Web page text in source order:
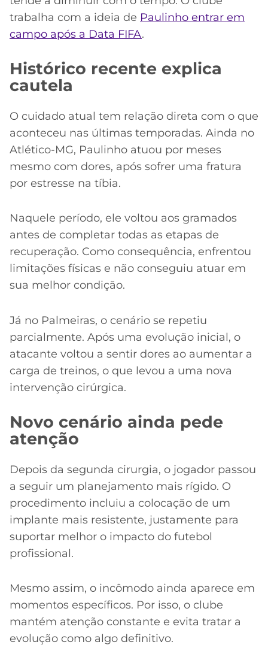
trabalha com a ideia de Paulinho entrar em
campo após a Data FIFA.
Histórico recente explica
cautela
O cuidado atual tem relação direta com o que
aconteceu nas últimas temporadas. Ainda no
Atlético-MG, Paulinho atuou por meses
mesmo com dores, após sofrer uma fratura
por estresse na tíbia.
Naquele período, ele voltou aos gramados
antes de completar todas as etapas de
recuperação. Como consequência, enfrentou
limitações físicas e não conseguiu atuar em
sua melhor condição.
Já no Palmeiras, o cenário se repetiu
parcialmente. Após uma evolução inicial, o
atacante voltou a sentir dores ao aumentar a
carga de treinos, o que levou a uma nova
intervenção cirúrgica.
Novo cenário ainda pede
atenção
Depois da segunda cirurgia, o jogador passou
a seguir um planejamento mais rígido. O
procedimento incluiu a colocação de um
implante mais resistente, justamente para
suportar melhor o impacto do futebol
profissional.
Mesmo assim, o incômodo ainda aparece em
momentos específicos. Por isso, o clube
mantém atenção constante e evita tratar a
evolução como algo definitivo.